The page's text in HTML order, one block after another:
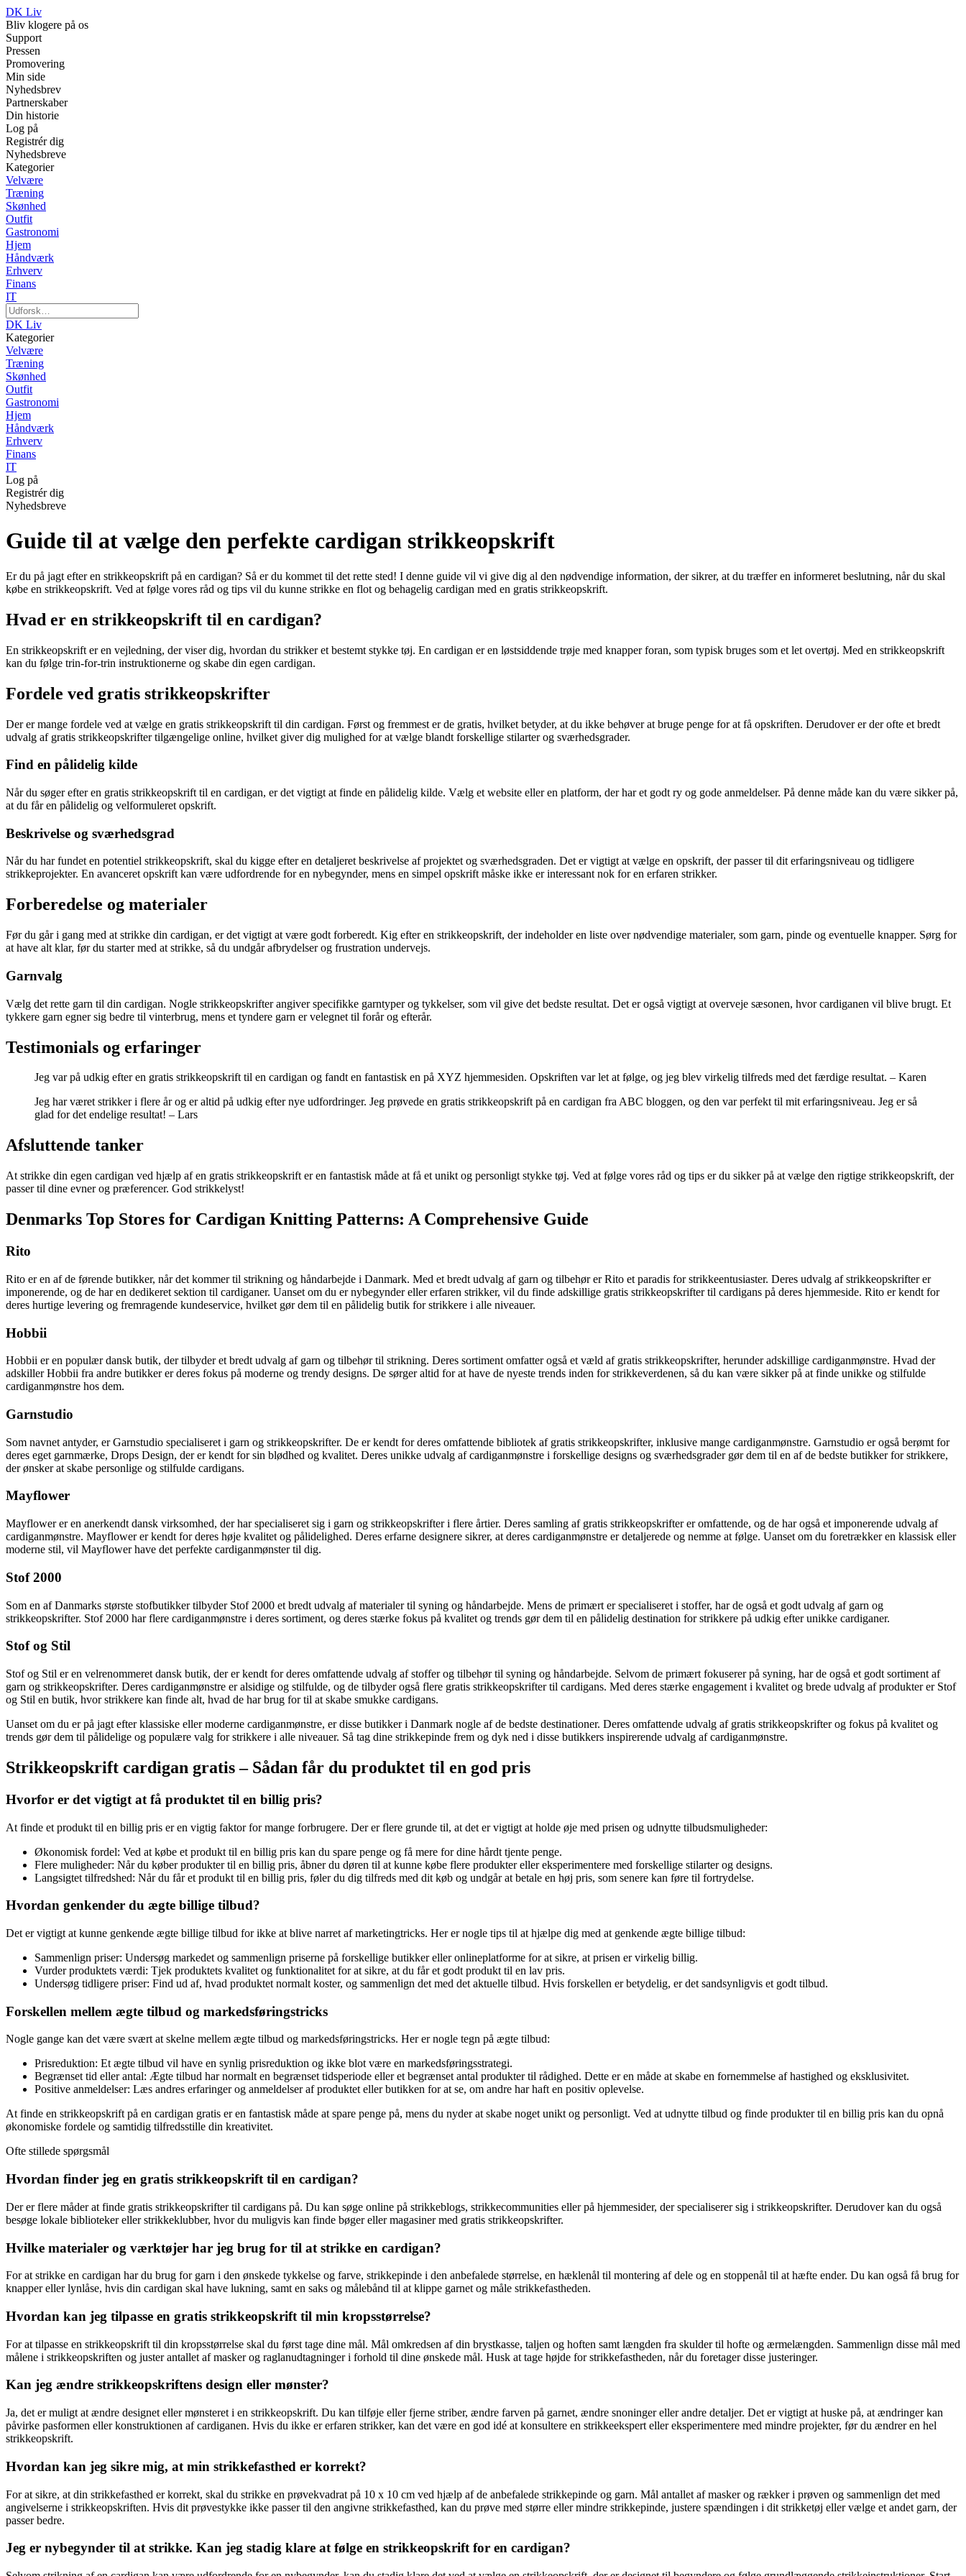
DK Liv
Bliv klogere på os
Support
Pressen
Promovering
Min side
Nyhedsbrev
Partnerskaber
Din historie
Log på
Registrér dig
Nyhedsbreve
Kategorier
Velvære
Træning
Skønhed
Outfit
Gastronomi
Hjem
Håndværk
Erhverv
Finans
IT
DK Liv
Kategorier
Velvære
Træning
Skønhed
Outfit
Gastronomi
Hjem
Håndværk
Erhverv
Finans
IT
Log på
Registrér dig
Nyhedsbreve
Guide til at vælge den perfekte cardigan strikkeopskrift
Er du på jagt efter en strikkeopskrift på en cardigan? Så er du kommet til det rette sted! I denne guide vil vi give dig al den nødvendige information, der sikrer, at du træffer en informeret beslutning, når du skal
købe en strikkeopskrift. Ved at følge vores råd og tips vil du kunne strikke en flot og behagelig cardigan med en gratis strikkeopskrift.
Hvad er en strikkeopskrift til en cardigan?
En strikkeopskrift er en vejledning, der viser dig, hvordan du strikker et bestemt stykke tøj. En cardigan er en løstsiddende trøje med knapper foran, som typisk bruges som et let overtøj. Med en strikkeopskrift
kan du følge trin-for-trin instruktionerne og skabe din egen cardigan.
Fordele ved gratis strikkeopskrifter
Der er mange fordele ved at vælge en gratis strikkeopskrift til din cardigan. Først og fremmest er de gratis, hvilket betyder, at du ikke behøver at bruge penge for at få opskriften. Derudover er der ofte et bredt
udvalg af gratis strikkeopskrifter tilgængelige online, hvilket giver dig mulighed for at vælge blandt forskellige stilarter og sværhedsgrader.
Find en pålidelig kilde
Når du søger efter en gratis strikkeopskrift til en cardigan, er det vigtigt at finde en pålidelig kilde. Vælg et website eller en platform, der har et godt ry og gode anmeldelser. På denne måde kan du være sikker på,
at du får en pålidelig og velformuleret opskrift.
Beskrivelse og sværhedsgrad
Når du har fundet en potentiel strikkeopskrift, skal du kigge efter en detaljeret beskrivelse af projektet og sværhedsgraden. Det er vigtigt at vælge en opskrift, der passer til dit erfaringsniveau og tidligere
strikkeprojekter. En avanceret opskrift kan være udfordrende for en nybegynder, mens en simpel opskrift måske ikke er interessant nok for en erfaren strikker.
Forberedelse og materialer
Før du går i gang med at strikke din cardigan, er det vigtigt at være godt forberedt. Kig efter en strikkeopskrift, der indeholder en liste over nødvendige materialer, som garn, pinde og eventuelle knapper. Sørg for
at have alt klar, før du starter med at strikke, så du undgår afbrydelser og frustration undervejs.
Garnvalg
Vælg det rette garn til din cardigan. Nogle strikkeopskrifter angiver specifikke garntyper og tykkelser, som vil give det bedste resultat. Det er også vigtigt at overveje sæsonen, hvor cardiganen vil blive brugt. Et
tykkere garn egner sig bedre til vinterbrug, mens et tyndere garn er velegnet til forår og efterår.
Testimonials og erfaringer
Jeg var på udkig efter en gratis strikkeopskrift til en cardigan og fandt en fantastisk en på XYZ hjemmesiden. Opskriften var let at følge, og jeg blev virkelig tilfreds med det færdige resultat. – Karen
Jeg har været strikker i flere år og er altid på udkig efter nye udfordringer. Jeg prøvede en gratis strikkeopskrift på en cardigan fra ABC bloggen, og den var perfekt til mit erfaringsniveau. Jeg er så
glad for det endelige resultat! – Lars
Afsluttende tanker
At strikke din egen cardigan ved hjælp af en gratis strikkeopskrift er en fantastisk måde at få et unikt og personligt stykke tøj. Ved at følge vores råd og tips er du sikker på at vælge den rigtige strikkeopskrift, der
passer til dine evner og præferencer. God strikkelyst!
Denmarks Top Stores for Cardigan Knitting Patterns: A Comprehensive Guide
Rito
Rito er en af de førende butikker, når det kommer til strikning og håndarbejde i Danmark. Med et bredt udvalg af garn og tilbehør er Rito et paradis for strikkeentusiaster. Deres udvalg af strikkeopskrifter er
imponerende, og de har en dedikeret sektion til cardiganer. Uanset om du er nybegynder eller erfaren strikker, vil du finde adskillige gratis strikkeopskrifter til cardigans på deres hjemmeside. Rito er kendt for
deres hurtige levering og fremragende kundeservice, hvilket gør dem til en pålidelig butik for strikkere i alle niveauer.
Hobbii
Hobbii er en populær dansk butik, der tilbyder et bredt udvalg af garn og tilbehør til strikning. Deres sortiment omfatter også et væld af gratis strikkeopskrifter, herunder adskillige cardiganmønstre. Hvad der
adskiller Hobbii fra andre butikker er deres fokus på moderne og trendy designs. De sørger altid for at have de nyeste trends inden for strikkeverdenen, så du kan være sikker på at finde unikke og stilfulde
cardiganmønstre hos dem.
Garnstudio
Som navnet antyder, er Garnstudio specialiseret i garn og strikkeopskrifter. De er kendt for deres omfattende bibliotek af gratis strikkeopskrifter, inklusive mange cardiganmønstre. Garnstudio er også berømt for
deres eget garnmærke, Drops Design, der er kendt for sin blødhed og kvalitet. Deres unikke udvalg af cardiganmønstre i forskellige designs og sværhedsgrader gør dem til en af de bedste butikker for strikkere,
der ønsker at skabe personlige og stilfulde cardigans.
Mayflower
Mayflower er en anerkendt dansk virksomhed, der har specialiseret sig i garn og strikkeopskrifter i flere årtier. Deres samling af gratis strikkeopskrifter er omfattende, og de har også et imponerende udvalg af
cardiganmønstre. Mayflower er kendt for deres høje kvalitet og pålidelighed. Deres erfarne designere sikrer, at deres cardiganmønstre er detaljerede og nemme at følge. Uanset om du foretrækker en klassisk eller
moderne stil, vil Mayflower have det perfekte cardiganmønster til dig.
Stof 2000
Som en af Danmarks største stofbutikker tilbyder Stof 2000 et bredt udvalg af materialer til syning og håndarbejde. Mens de primært er specialiseret i stoffer, har de også et godt udvalg af garn og
strikkeopskrifter. Stof 2000 har flere cardiganmønstre i deres sortiment, og deres stærke fokus på kvalitet og trends gør dem til en pålidelig destination for strikkere på udkig efter unikke cardiganer.
Stof og Stil
Stof og Stil er en velrenommeret dansk butik, der er kendt for deres omfattende udvalg af stoffer og tilbehør til syning og håndarbejde. Selvom de primært fokuserer på syning, har de også et godt sortiment af
garn og strikkeopskrifter. Deres cardiganmønstre er alsidige og stilfulde, og de tilbyder også flere gratis strikkeopskrifter til cardigans. Med deres stærke engagement i kvalitet og brede udvalg af produkter er Stof
og Stil en butik, hvor strikkere kan finde alt, hvad de har brug for til at skabe smukke cardigans.
Uanset om du er på jagt efter klassiske eller moderne cardiganmønstre, er disse butikker i Danmark nogle af de bedste destinationer. Deres omfattende udvalg af gratis strikkeopskrifter og fokus på kvalitet og
trends gør dem til pålidelige og populære valg for strikkere i alle niveauer. Så tag dine strikkepinde frem og dyk ned i disse butikkers inspirerende udvalg af cardiganmønstre.
Strikkeopskrift cardigan gratis – Sådan får du produktet til en god pris
Hvorfor er det vigtigt at få produktet til en billig pris?
At finde et produkt til en billig pris er en vigtig faktor for mange forbrugere. Der er flere grunde til, at det er vigtigt at holde øje med prisen og udnytte tilbudsmuligheder:
Økonomisk fordel: Ved at købe et produkt til en billig pris kan du spare penge og få mere for dine hårdt tjente penge.
Flere muligheder: Når du køber produkter til en billig pris, åbner du døren til at kunne købe flere produkter eller eksperimentere med forskellige stilarter og designs.
Langsigtet tilfredshed: Når du får et produkt til en billig pris, føler du dig tilfreds med dit køb og undgår at betale en høj pris, som senere kan føre til fortrydelse.
Hvordan genkender du ægte billige tilbud?
Det er vigtigt at kunne genkende ægte billige tilbud for ikke at blive narret af marketingtricks. Her er nogle tips til at hjælpe dig med at genkende ægte billige tilbud:
Sammenlign priser: Undersøg markedet og sammenlign priserne på forskellige butikker eller onlineplatforme for at sikre, at prisen er virkelig billig.
Vurder produktets værdi: Tjek produktets kvalitet og funktionalitet for at sikre, at du får et godt produkt til en lav pris.
Undersøg tidligere priser: Find ud af, hvad produktet normalt koster, og sammenlign det med det aktuelle tilbud. Hvis forskellen er betydelig, er det sandsynligvis et godt tilbud.
Forskellen mellem ægte tilbud og markedsføringstricks
Nogle gange kan det være svært at skelne mellem ægte tilbud og markedsføringstricks. Her er nogle tegn på ægte tilbud:
Prisreduktion: Et ægte tilbud vil have en synlig prisreduktion og ikke blot være en markedsføringsstrategi.
Begrænset tid eller antal: Ægte tilbud har normalt en begrænset tidsperiode eller et begrænset antal produkter til rådighed. Dette er en måde at skabe en fornemmelse af hastighed og eksklusivitet.
Positive anmeldelser: Læs andres erfaringer og anmeldelser af produktet eller butikken for at se, om andre har haft en positiv oplevelse.
At finde en strikkeopskrift på en cardigan gratis er en fantastisk måde at spare penge på, mens du nyder at skabe noget unikt og personligt. Ved at udnytte tilbud og finde produkter til en billig pris kan du opnå
økonomiske fordele og samtidig tilfredsstille din kreativitet.
Ofte stillede spørgsmål
Hvordan finder jeg en gratis strikkeopskrift til en cardigan?
Der er flere måder at finde gratis strikkeopskrifter til cardigans på. Du kan søge online på strikkeblogs, strikkecommunities eller på hjemmesider, der specialiserer sig i strikkeopskrifter. Derudover kan du også
besøge lokale biblioteker eller strikkeklubber, hvor du muligvis kan finde bøger eller magasiner med gratis strikkeopskrifter.
Hvilke materialer og værktøjer har jeg brug for til at strikke en cardigan?
For at strikke en cardigan har du brug for garn i den ønskede tykkelse og farve, strikkepinde i den anbefalede størrelse, en hæklenål til montering af dele og en stoppenål til at hæfte ender. Du kan også få brug for
knapper eller lynlåse, hvis din cardigan skal have lukning, samt en saks og målebånd til at klippe garnet og måle strikkefastheden.
Hvordan kan jeg tilpasse en gratis strikkeopskrift til min kropsstørrelse?
For at tilpasse en strikkeopskrift til din kropsstørrelse skal du først tage dine mål. Mål omkredsen af din brystkasse, taljen og hoften samt længden fra skulder til hofte og ærmelængden. Sammenlign disse mål med
målene i strikkeopskriften og juster antallet af masker og raglanudtagninger i forhold til dine ønskede mål. Husk at tage højde for strikkefastheden, når du foretager disse justeringer.
Kan jeg ændre strikkeopskriftens design eller mønster?
Ja, det er muligt at ændre designet eller mønsteret i en strikkeopskrift. Du kan tilføje eller fjerne striber, ændre farven på garnet, ændre snoninger eller andre detaljer. Det er vigtigt at huske på, at ændringer kan
påvirke pasformen eller konstruktionen af cardiganen. Hvis du ikke er erfaren strikker, kan det være en god idé at konsultere en strikkeekspert eller eksperimentere med mindre projekter, før du ændrer en hel
strikkeopskrift.
Hvordan kan jeg sikre mig, at min strikkefasthed er korrekt?
For at sikre, at din strikkefasthed er korrekt, skal du strikke en prøvekvadrat på 10 x 10 cm ved hjælp af de anbefalede strikkepinde og garn. Mål antallet af masker og rækker i prøven og sammenlign det med
angivelserne i strikkeopskriften. Hvis dit prøvestykke ikke passer til den angivne strikkefasthed, kan du prøve med større eller mindre strikkepinde, justere spændingen i dit strikketøj eller vælge et andet garn, der
passer bedre.
Jeg er nybegynder til at strikke. Kan jeg stadig klare at følge en strikkeopskrift for en cardigan?